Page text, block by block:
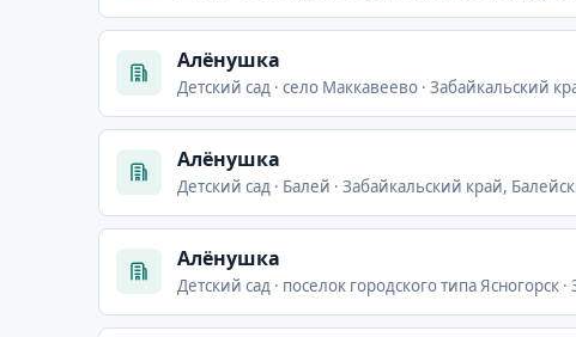
Алёнушка
Детский сад · село Маккавеево · Забайкальский
Алёнушка
Детский сад · Балей · Забайкальский край,
Алёнушка
Детский сад · поселок городского типа